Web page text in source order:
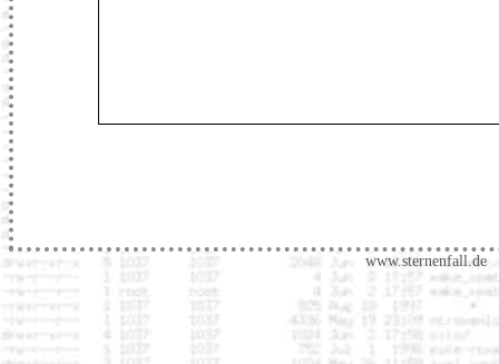
www.sternenfall.de